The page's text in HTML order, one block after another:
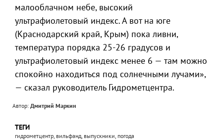
малооблачном небе, высокий
ультрафиолетовый индекс. А вот на юге
(Краснодарский край, Крым) пока ливни,
температура порядка 25-26 градусов и
ультрафиолетовый индекс менее 6 — там можно
спокойно находиться под солнечными лучами»,
— сказал руководитель Гидрометцентра.
Автор: Дмитрий Маркин
ТЕГИ
гидрометцентр, вильфанд, выпускники, погода